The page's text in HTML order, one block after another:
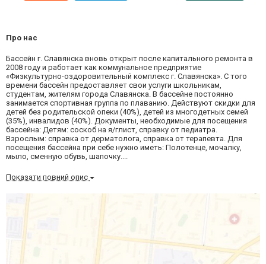
Про нас
Бассейн г. Славянска вновь открыт после капитального ремонта в
2008 году и работает как коммунальное предприятие
«Физкультурно-оздоровительный комплекс г. Славянска». С того
времени бассейн предоставляет свои услуги школьникам,
студентам, жителям города Славянска. В бассейне постоянно
занимается спортивная группа по плаванию. Действуют скидки для
детей без родительской опеки (40%), детей из многодетных семей
(35%), инвалидов (40%). Документы, необходимые для посещения
бассейна: Детям: соскоб на я/глист, справку от педиатра.
Взрослым: справка от дерматолога, справка от терапевта. Для
посещения бассейна при себе нужно иметь: Полотенце, мочалку,
мыло, сменную обувь, шапочку....
Показати повний опис